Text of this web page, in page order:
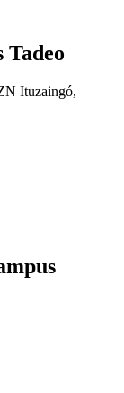
Tadeo
Ituzaingó,